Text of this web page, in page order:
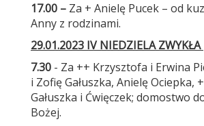
17.00 – Za + Anielę Pucek – od
Anny z rodzinami.
29.01.2023 IV NIEDZIELA ZWYKŁA
7.30 - Za ++ Krzysztofa i Erwina
i Zofię Gałuszka, Anielę Ociepka,
Gałuszka i Ćwięczek; domostwo
Bożej.